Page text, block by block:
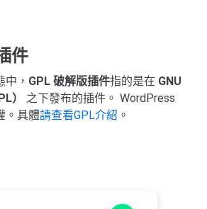
件
， GPL 破解版插件指的是在 GNU
）
之下發布的插件。 WordPress
。具體請查看GPL介紹 。